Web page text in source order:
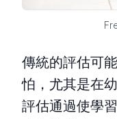
傳統的評估可
怕，尤其是在
評估通過使學